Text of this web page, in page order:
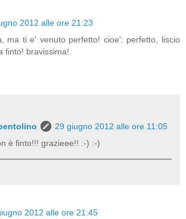
2012 alle ore 21:23
ma ti e' venuto perfetto! cioe': perfetto, liscio
finto! bravissima!
29 giugno 2012 alle ore 11:05
è finto!!! grazieee!! :-) :-)
2012 alle ore 21:45